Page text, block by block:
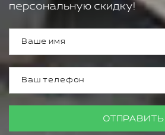
персональную скидку!
ОТПРАВИТЬ